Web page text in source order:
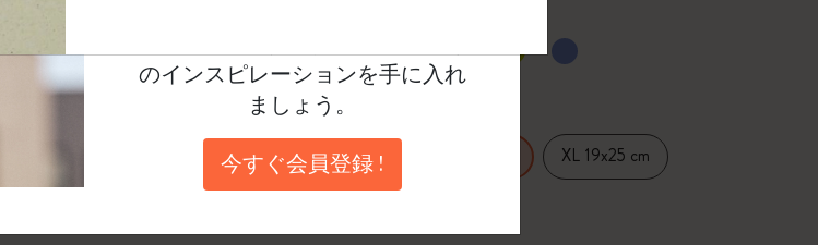
ャーナル
ントカイエジャーナル
ランナー
ナー・コレクション
ション
ョン
方へのギフト
選択済
* 選択したカラー
Select a size
Pocket 9x14 cm XL 19x25 cm
のインスピレーションを手に入れ
ましょう。
今すぐ会員登録 !